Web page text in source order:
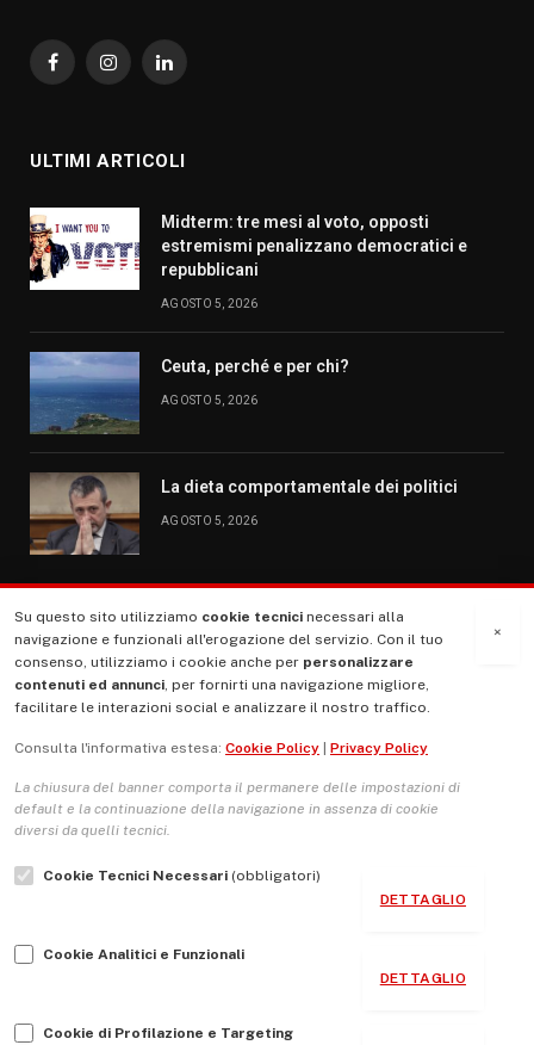
FacebookInstagramLinkedIn
ULTIMI ARTICOLI
Midterm: tre mesi al voto, opposti
estremismi penalizzano democratici e
repubblicani
AGOSTO 5, 2026
Ceuta, perché e per chi?
AGOSTO 5, 2026
La dieta comportamentale dei politici
AGOSTO 5, 2026
MENU
La Nostra Storia
Le Copertine
L’Associazione
Indirizzo Socio Politico Culturale
Guida per le autrici e gli autori
×
Su questo sito utilizziamo cookie tecnici necessari alla
navigazione e funzionali all'erogazione del servizio. Con il tuo
consenso, utilizziamo i cookie anche per personalizzare
contenuti ed annunci, per fornirti una navigazione migliore,
facilitare le interazioni social e analizzare il nostro traffico.
Consulta l'informativa estesa: Cookie Policy Privacy Policy
La chiusura del banner comporta il permanere delle impostazioni di
default e la continuazione della navigazione in assenza di cookie
diversi da quelli tecnici.
Cookie Tecnici Necessari (obbligatori)
DETTAGLIO
Cookie Analitici e Funzionali
DETTAGLIO
Cookie di Profilazione e Targeting